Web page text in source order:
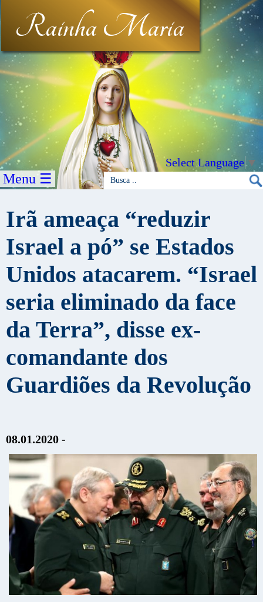
Rainha Maria
Select Language▼
Menu ☰
Irã ameaça “reduzir
Israel a pó” se Estados
Unidos atacarem. “Israel
seria eliminado da face
da Terra”, disse ex-
comandante dos
Guardiões da Revolução
08.01.2020 -